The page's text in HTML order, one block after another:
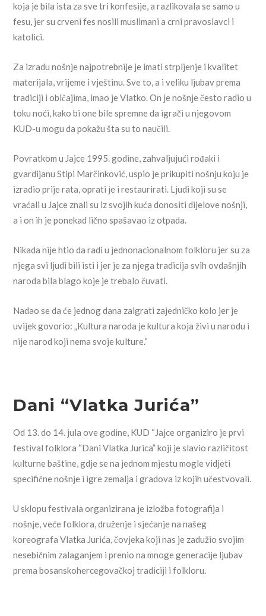
koja je bila ista za sve tri konfesije, a razlikovala se samo u
fesu, jer su crveni fes nosili muslimani a crni pravoslavci i
katolici.
Za izradu nošnje najpotrebnije je imati strpljenje i kvalitet
materijala, vrijeme i vještinu. Sve to, a i veliku ljubav prema
tradiciji i običajima, imao je Vlatko. On je nošnje često radio u
toku noći, kako bi one bile spremne da igrači u njegovom
KUD-u mogu da pokažu šta su to naučili.
Povratkom u Jajce 1995. godine, zahvaljujući rođaki i
gvardijanu Stipi Marčinković, uspio je prikupiti nošnju koju je
izradio prije rata, oprati je i restaurirati. Ljudi koji su se
vraćali u Jajce znali su iz svojih kuća donositi dijelove nošnji,
a i on ih je ponekad lično spašavao iz otpada.
Nikada nije htio da radi u jednonacionalnom folkloru jer su za
njega svi ljudi bili isti i jer je za njega tradicija svih ovdašnjih
naroda bila blago koje je trebalo čuvati.
Nadao se da će jednog dana zaigrati zajedničko kolo jer je
uvijek govorio: „Kultura naroda je kultura koja živi u narodu i
nije narod koji nema svoje kulture.“
Dani “Vlatka Jurića”
Od 13. do 14. jula ove godine, KUD “Jajce organiziro je prvi
festival folklora “Dani Vlatka Jurica” koji je slavio različitost
kulturne baštine, gdje se na jednom mjestu mogle vidjeti
specifične nošnje i igre zemalja i gradova iz kojih učestvovali.
U sklopu festivala organizirana je izložba fotografija i
nošnje, veće folklora, druženje i sjećanje na našeg
koreografa Vlatka Jurića, čovjeka koji nas je zadužio svojim
nesebičnim zalaganjem i prenio na mnoge generacije ljubav
prema bosanskohercegovačkoj tradiciji i folkloru.